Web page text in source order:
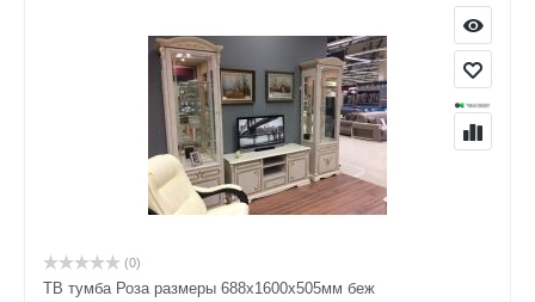
(0)
ТВ тумба Роза размеры 688x1600x505мм беж